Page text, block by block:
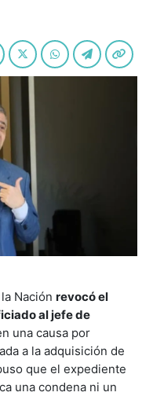
Nación revocó el
al jefe de
una causa por
a la adquisición de
que el expediente
una condena ni un